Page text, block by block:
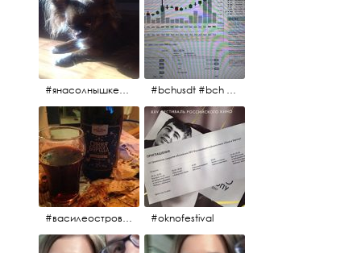
#янасолнышкележу #янасолнышкогляжу #чихуахуа #bchusdt #bch #usdt #sell #buy #exchange #markets #bitcoincash #cryptocurrency #pump
#василеостровское #синяяборода #пиво #пивовобла #вобла #рыба #oknofestival